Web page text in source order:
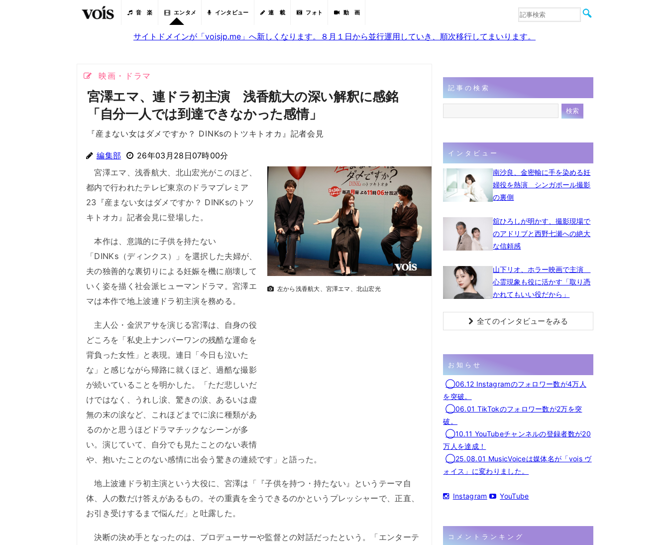
音 楽 エンタメ インタビュー 連 載 フォト 動 画
音楽
サイトドメインが「voisjp.me」へ新しくなります。８月１日から並行運用していき、順次移行してまいります。
映画・ドラマ
宮澤エマ、連ドラ初主演 浅香航大の深い解釈に感銘
「自分一人では到達できなかった感情」
『産まない女はダメですか？ DINKsのトツキトオカ』記者会見
編集部 26年03月28日07時00分
左から浅香航大、宮澤エマ、北山宏光
宮澤エマ、浅香航大、北山宏光がこのほど、
都内で行われたテレビ東京のドラマプレミア
23『産まない女はダメですか？ DINKsのトツ
キトオカ』記者会見に登場した。
本作は、意識的に子供を持たない
「DINKs（ディンクス）」を選択した夫婦が、
夫の独善的な裏切りによる妊娠を機に崩壊して
いく姿を描く社会派ヒューマンドラマ。宮澤エ
マは本作で地上波連ドラ初主演を務める。
主人公・金沢アサを演じる宮澤は、自身の役
どころを「私史上ナンバーワンの残酷な運命を
背負った女性」と表現。連日「今日も泣いた
な」と感じながら帰路に就くほど、過酷な撮影
が続いていることを明かした。「ただ悲しいだ
けではなく、うれし涙、驚きの涙、あるいは虚
無の末の涙など、これほどまでに涙に種類があ
るのかと思うほどドラマチックなシーンが多
い。演じていて、自分でも見たことのない表情
や、抱いたことのない感情に出会う驚きの連続です」と語った。
地上波連ドラ初主演という大役に、宮澤は「『子供を持つ・持たない』というテーマ自
体、人の数だけ答えがあるもの。その重責を全うできるのかというプレッシャーで、正直、
お引き受けするまで悩んだ」と吐露した。
決断の決め手となったのは、プロデューサーや監督との対話だったという。「エンターテ
記事の検索
インタビュー
南沙良、金密輸に手を染める妊
婦役を熱演 シンガポール撮影
の裏側
舘ひろしが明かす、撮影現場で
のアドリブと西野七瀬への絶大
な信頼感
山下リオ、ホラー映画で主演
心霊現象も役に活かす「取り憑
かれてもいい役だから」
全てのインタビューをみる
お知らせ
◯06.12 Instagramのフォロワー数が4万人
を突破。
◯06.01 TikTokのフォロワー数が2万を突
破。
◯10.11 YouTubeチャンネルの登録者数が20
万人を達成！
◯25.08.01 MusicVoiceは媒体名が「vois ヴ
ォイス」に変わりました。
Instagram YouTube
コメントランキング